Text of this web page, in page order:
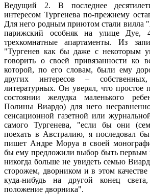
Ведущий 2. В последнее
интересом Тургенева по-прежнему
Для него родным приютом стали вилла
парижский особняк на улице Дуе,
трехкомнатные апартаменты. Из
"Тургенев как бы даже с некоторым
говорить о своей привязанности ко
которой, по его словам, были ему
других интересов –
литературных. Он уверял, что простое
состоянии желудка маленького
Полины Виардо) для него
сенсационной газетной или
самого Тургенева, "если бы они
поехать в Австралию, я последовал
пишет Андре Моруа в своей
бы ему предложили выбор быть первым
никогда больше не увидеть семью
сторожем, дворником и в этом качестве
куда-нибудь на другой конец
положение дворника".